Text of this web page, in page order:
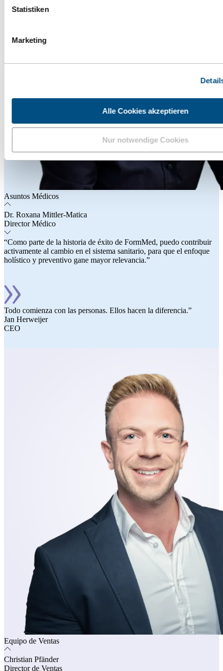
Statistiken
Marketing
Alle Cookies akzeptieren
Nur notwendige Cookies
Asuntos Médicos
Dr. Roxana Mittler-Matica
Director Médico
“Como parte de la historia de éxito de FormMed, puedo contribuir
activamente al cambio en el sistema sanitario, para que el enfoque
holístico y preventivo gane mayor relevancia.”
Todo comienza con las personas. Ellos hacen la diferencia.”
Jan Herweijer
CEO
Equipo de Ventas
Christian Pfänder
Director de Ventas